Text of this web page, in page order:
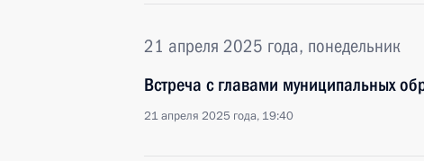
21 апреля 2025 года, понедельник
Встреча с главами муниципальных
21 апреля 2025 года, 19:40